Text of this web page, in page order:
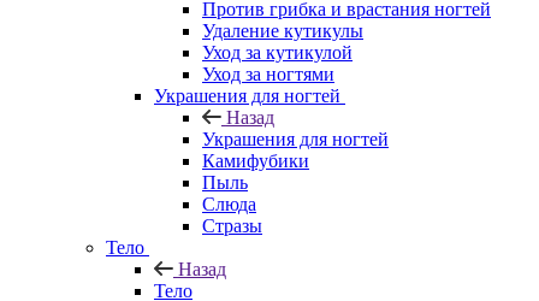
Против грибка и врастания ногтей
Удаление кутикулы
Уход за кутикулой
Уход за ногтями
Украшения для ногтей
Назад
Украшения для ногтей
Камифубики
Пыль
Слюда
Стразы
Тело
Назад
Тело